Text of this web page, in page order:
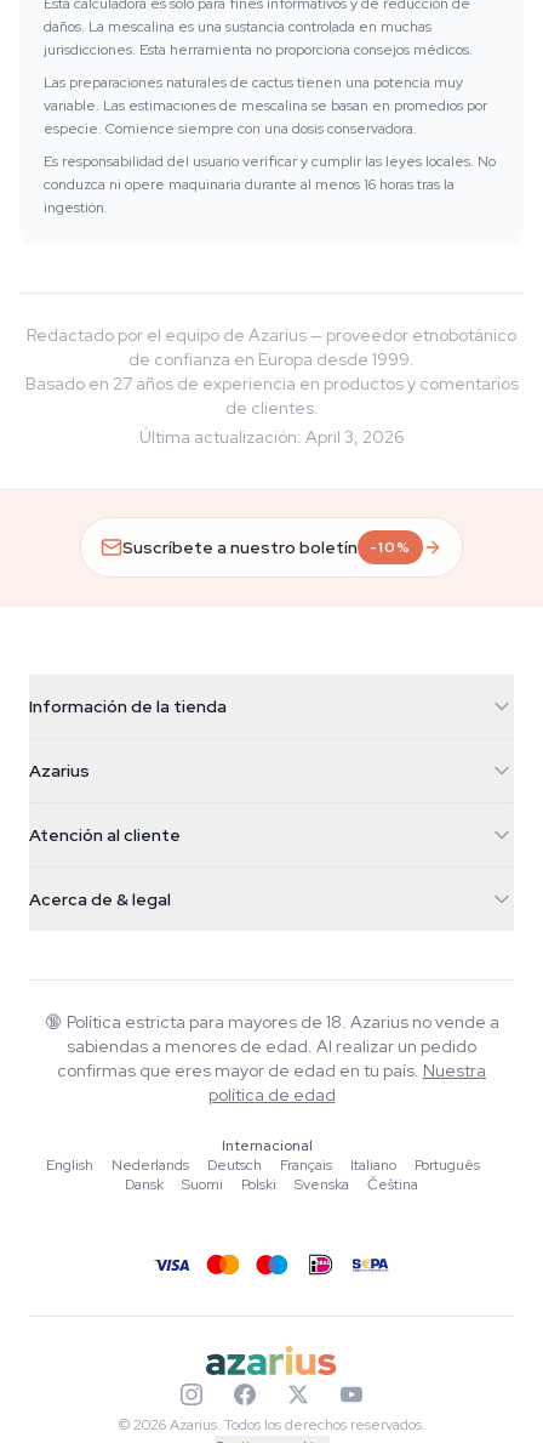
daños. La mescalina es una sustancia controlada en muchas
jurisdicciones. Esta herramienta no proporciona consejos médicos.
Las preparaciones naturales de cactus tienen una potencia muy
variable. Las estimaciones de mescalina se basan en promedios por
especie. Comience siempre con una dosis conservadora.
Es responsabilidad del usuario verificar y cumplir las leyes locales. No
conduzca ni opere maquinaria durante al menos 16 horas tras la
ingestión.
Redactado por el equipo de Azarius — proveedor etnobotánico
de confianza en Europa desde 1999.
Basado en 27 años de experiencia en productos y comentarios
de clientes.
Última actualización: April 3, 2026
Suscríbete a nuestro boletín -10%
Información de la tienda
Galvaniweg 11
Nederland
+31(0)204897914
Azarius
Smokeshop
Atención al cliente
Política de devolución
Preguntas frecuentes
Política de privacidad
Acerca de & legal
Wiki
Blog
Música
Herramientas y Calculadoras
🔞 Política estricta para mayores de 18. Azarius no vende a
sabiendas a menores de edad. Al realizar un pedido
confirmas que eres mayor de edad en tu país. Nuestra
política de edad
Internacional
English
·Nederlands ·Deutsch ·Français ·Italiano ·Português
·
Dansk
·Suomi ·Polski ·Svenska ·Čeština
© 2026 Azarius. Todos los derechos reservados.